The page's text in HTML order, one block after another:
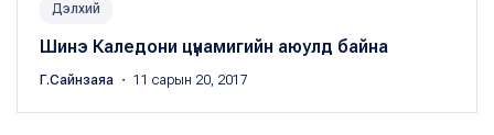
Дэлхий
Шинэ Каледони цүнамигийн аюулд байна
Г.Сайнзаяа ・ 11 сарын 20, 2017